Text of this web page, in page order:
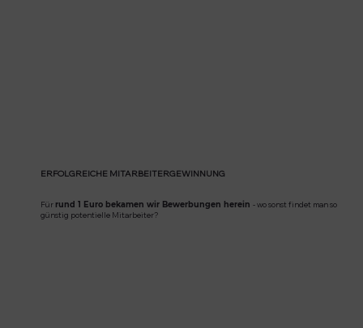
ERFOLGREICHE MITARBEITERGEWINNUNG
Für rund 1 Euro bekamen wir Bewerbungen herein -wo sonst findet man so
günstig potentielle Mitarbeiter?